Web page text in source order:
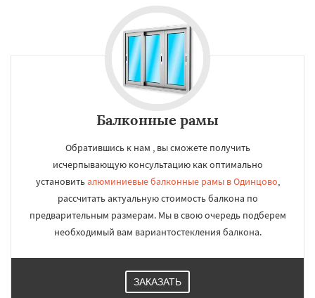
Балконные рамы
Обратившись к нам , вы сможете получить
исчерпывающую консультацию как оптимально
установитьалюминиевые балконные рамы в Одинцово,
рассчитать актуальную стоимость балкона по
предварительным размерам. Мы в свою очередь подберем
необходимый вам вариантостекления балкона.
ЗАКАЗАТЬ